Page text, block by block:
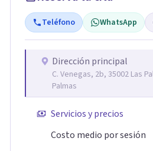
Teléfono WhatsApp
Dirección principal
C. Venegas, 2b, 35002 Las
Palmas
Servicios y precios
Costo medio por sesión